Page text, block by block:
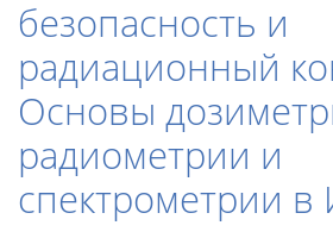
безопасность и
радиационный
Основы
радиометрии и
спектрометрии